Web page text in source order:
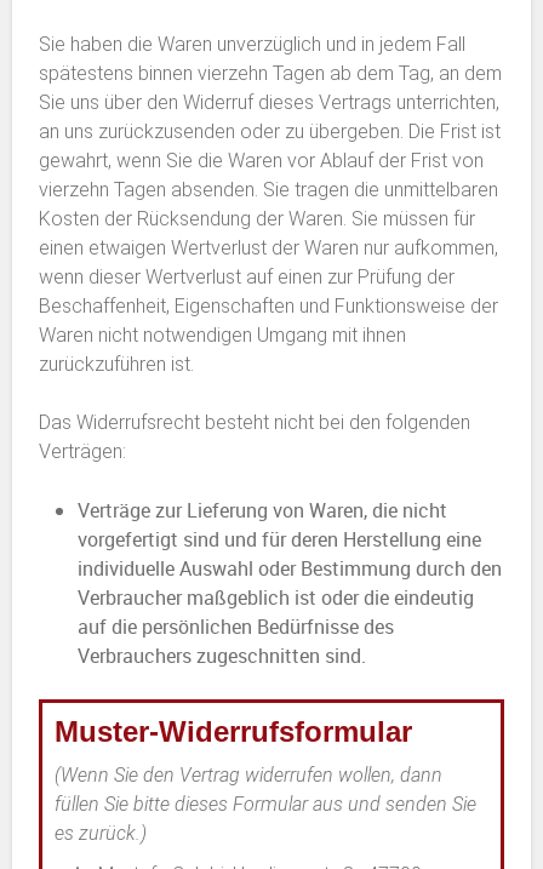
Sie haben die Waren unverzüglich und in jedem Fall
spätestens binnen vierzehn Tagen ab dem Tag, an dem
Sie uns über den Widerruf dieses Vertrags unterrichten,
an uns zurückzusenden oder zu übergeben. Die Frist ist
gewahrt, wenn Sie die Waren vor Ablauf der Frist von
vierzehn Tagen absenden. Sie tragen die unmittelbaren
Kosten der Rücksendung der Waren. Sie müssen für
einen etwaigen Wertverlust der Waren nur aufkommen,
wenn dieser Wertverlust auf einen zur Prüfung der
Beschaffenheit, Eigenschaften und Funktionsweise der
Waren nicht notwendigen Umgang mit ihnen
zurückzuführen ist.
Das Widerrufsrecht besteht nicht bei den folgenden
Verträgen:
Verträge zur Lieferung von Waren, die nicht
vorgefertigt sind und für deren Herstellung eine
individuelle Auswahl oder Bestimmung durch den
Verbraucher maßgeblich ist oder die eindeutig
auf die persönlichen Bedürfnisse des
Verbrauchers zugeschnitten sind.
Muster-Widerrufsformular
(Wenn Sie den Vertrag widerrufen wollen, dann
füllen Sie bitte dieses Formular aus und senden Sie
es zurück.)